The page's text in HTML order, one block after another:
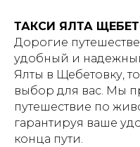
ТАКСИ ЯЛТА
Дорогие
удобный и
Ялты в Щебетовку,
выбор для вас. Мы
путешествие по
гарантируя ваше
конца пути.